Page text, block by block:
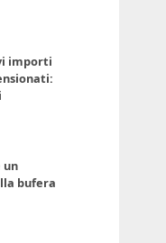
importi
un
bufera